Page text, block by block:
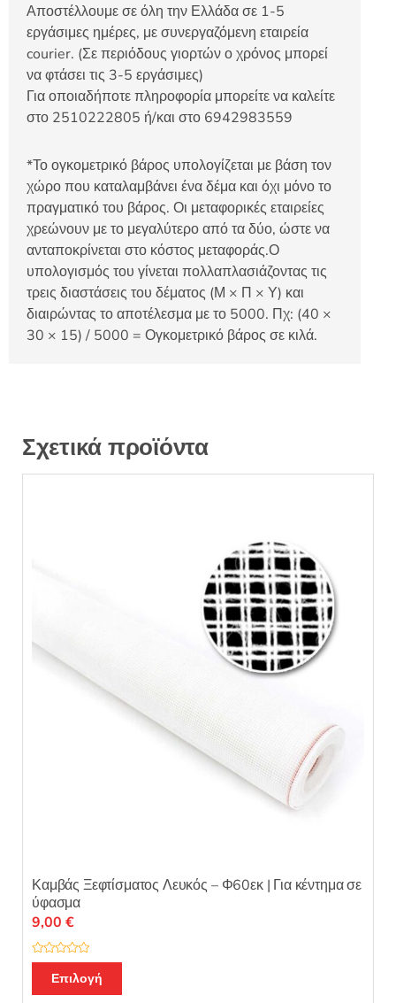
Αποστέλλουμε σε όλη την Ελλάδα σε 1-5
εργάσιμες ημέρες, με συνεργαζόμενη εταιρεία
courier. (Σε περιόδους γιορτών ο χρόνος μπορεί
να φτάσει τις 3-5 εργάσιμες)
Για οποιαδήποτε πληροφορία μπορείτε να καλείτε
στο 2510222805 ή/και στο 6942983559
*Το ογκομετρικό βάρος υπολογίζεται με βάση τον
χώρο που καταλαμβάνει ένα δέμα και όχι μόνο το
πραγματικό του βάρος. Οι μεταφορικές εταιρείες
χρεώνουν με το μεγαλύτερο από τα δύο, ώστε να
ανταποκρίνεται στο κόστος μεταφοράς.Ο
υπολογισμός του γίνεται πολλαπλασιάζοντας τις
τρεις διαστάσεις του δέματος (Μ × Π × Υ) και
διαιρώντας το αποτέλεσμα με το 5000. Πχ: (40 ×
30 × 15) / 5000 = Ογκομετρικό βάρος σε κιλά.
Σχετικά προϊόντα
Καμβάς Ξεφτίσματος Λευκός – Φ60εκ | Για κέντημα σε
ύφασμα
Β
μ
9,00 €
Επιλογή